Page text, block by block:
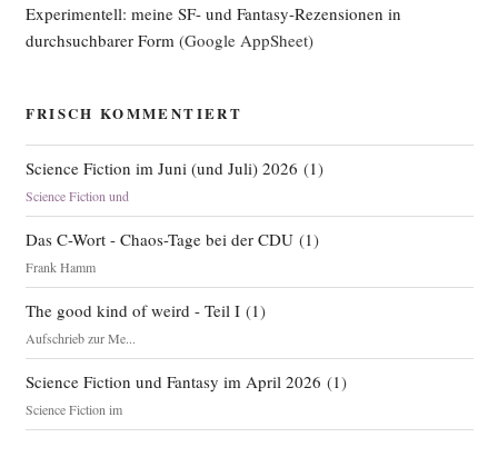
Experimentell: meine SF- und Fantasy-Rezensionen in
durchsuchbarer Form (Google AppSheet)
FRISCH KOMMENTIERT
Science Fiction im Juni (und Juli) 2026 (1)
Science Fiction und
Das C-Wort - Chaos-Tage bei der CDU(1)
Frank Hamm
The good kind of weird - Teil I(1)
Aufschrieb zur Me...
Science Fiction und Fantasy im April 2026 (1)
Science Fiction im